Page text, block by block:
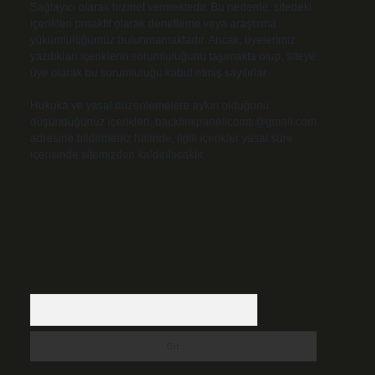
Sağlayıcı olarak hizmet vermektedir. Bu nedenle, sitedeki
içerikleri proaktif olarak denetleme veya araştırma
yükümlülüğümüz bulunmamaktadır. Ancak, üyelerimiz
yazdıkları içeriklerin sorumluluğunu taşımakta olup, siteye
üye olarak bu sorumluluğu kabul etmiş sayılırlar.
Hukuka ve yasal düzenlemelere aykırı olduğunu
düşündüğünüz içerikleri,
backlinkpanelicomtr@gmail.com
adresine bildirmeniz halinde, ilgili içerikler yasal süre
içerisinde sitemizden kaldırılacaktır.